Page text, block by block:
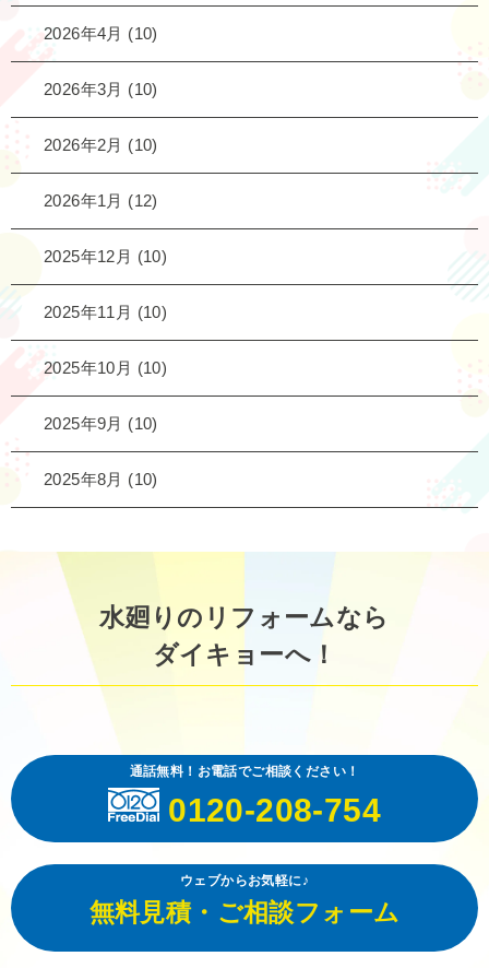
2026年4月 (10)
2026年3月 (10)
2026年2月 (10)
2026年1月 (12)
2025年12月 (10)
2025年11月 (10)
2025年10月 (10)
2025年9月 (10)
2025年8月 (10)
水廻りのリフォームなら
ダイキョーへ！
通話無料！お電話でご相談ください！
0120-208-754
ウェブからお気軽に♪
無料見積・ご相談フォーム